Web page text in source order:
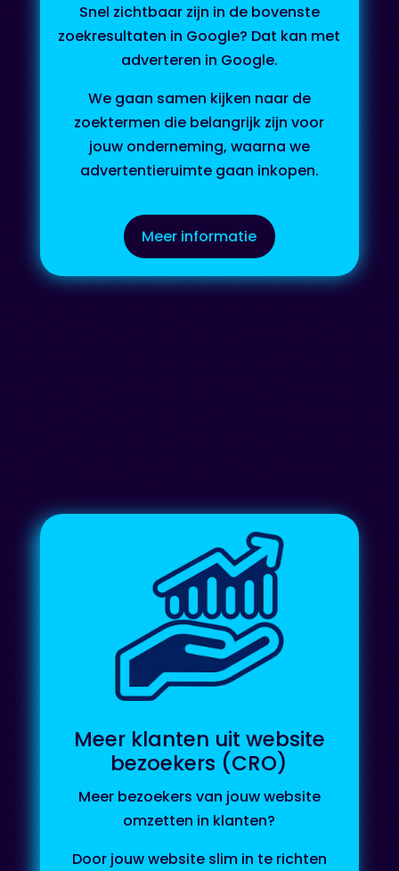
Snel zichtbaar zijn in de bovenste
zoekresultaten in Google? Dat kan met
adverteren in Google.
We gaan samen kijken naar de
zoektermen die belangrijk zijn voor
jouw onderneming, waarna we
advertentieruimte gaan inkopen.
Meer informatie
Meer klanten uit website
bezoekers (CRO)
Meer bezoekers van jouw website
omzetten in klanten?
Door jouw website slim in te richten